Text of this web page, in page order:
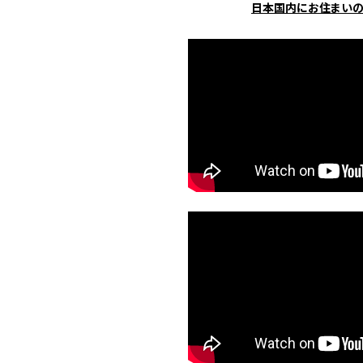
日本国内にお住まい